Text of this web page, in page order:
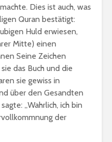
Dies ist auch, was
Quran bestätigt:
Huld erwiesen,
Mitte) einen
Seine Zeichen
das Buch und die
sie gewiss in
über den Gesandten
„Wahrlich, ich bin
der
handeln,
ein